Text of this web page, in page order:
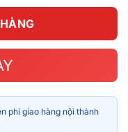
phí giao hàng nội thành